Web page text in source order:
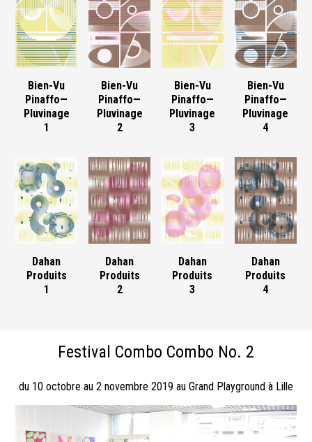
Bien-Vu
Pinaffo—
Pluvinage
1
Bien-Vu
Pinaffo—
Pluvinage
2
Bien-Vu
Pinaffo—
Pluvinage
3
Bien-Vu
Pinaffo—
Pluvinage
4
Dahan
Produits
1
Dahan
Produits
2
Dahan
Produits
3
Dahan
Produits
4
Festival Combo Combo No. 2
du 10 octobre au 2 novembre 2019 au Grand Playground à Lille